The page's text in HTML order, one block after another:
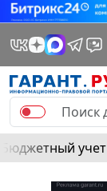
Бюджетный учет